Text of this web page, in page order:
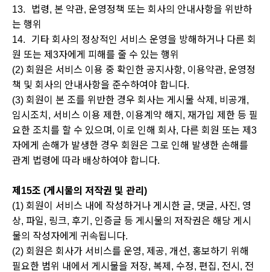
13.
법령, 본 약관, 운영정책 또는 회사의 안내사항을 위반하
는 행위
14.
기타 회사의 정상적인 서비스 운영을 방해하거나 다른 회
원 또는 제3자에게 피해를 줄 수 있는 행위
(2) 회원은 서비스 이용 중 확인한 공지사항, 이용약관, 운영정
책 및 회사의 안내사항을 준수하여야 합니다.
(3) 회원이 본 조를 위반한 경우 회사는 게시물 삭제, 비공개,
임시조치, 서비스 이용 제한, 이용계약 해지, 재가입 제한 등 필
요한 조치를 할 수 있으며, 이로 인해 회사, 다른 회원 또는 제3
자에게 손해가 발생한 경우 회원은 그로 인해 발생한 손해를
관계 법령에 따라 배상하여야 합니다.
제15조 (게시물의 저작권 및 관리)
(1) 회원이 서비스 내에 작성하거나 게시한 글, 댓글, 사진, 영
상, 파일, 링크, 후기, 인증글 등 게시물의 저작권은 해당 게시
물의 작성자에게 귀속됩니다.
(2) 회원은 회사가 서비스를 운영, 제공, 개선, 홍보하기 위해
필요한 범위 내에서 게시물을 저장, 복제, 수정, 편집, 전시, 전